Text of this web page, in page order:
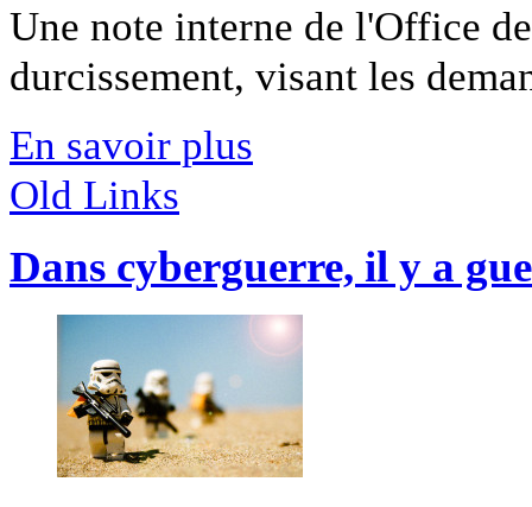
Une note interne de l'Office
durcissement, visant les
En savoir plus
Old Links
Dans cyberguerre, il y a